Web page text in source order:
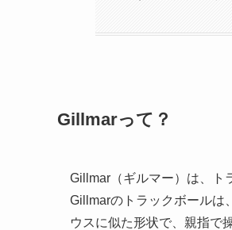
Gillmarって？
Gillmar（ギルマー）は、ト
Gillmarのトラックボールは
ウスに似た形状で、親指で